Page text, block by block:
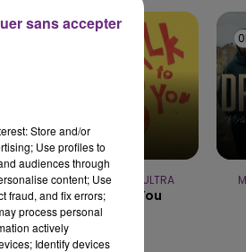
10h00 - 14h00
LE TICKET DE CAISSE
ANOTR & 54 ULTRA
Talk To You
Store and/or
Use profiles to
audiences through
content; Use
fraud, and fix errors;
process personal
actively
Identify devices
sans accepter